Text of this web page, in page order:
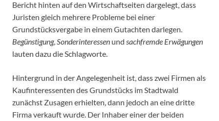
Bericht hinten auf den Wirtschaftseiten dargelegt, dass
Juristen gleich mehrere Probleme bei einer
Grundstücksvergabe in einem Gutachten darlegen.
Begünstigung, Sonderinteressen und sachfremde Erwägungen
lauten dazu die Schlagworte.
Hintergrund in der Angelegenheit ist, dass zwei Firmen als
Kaufinteressenten des Grundstücks im Stadtwald
zunächst Zusagen erhielten, dann jedoch an eine dritte
Firma verkauft wurde. Der Inhaber einer der beiden